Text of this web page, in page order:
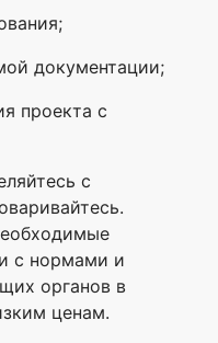
документации;
проекта с
с
с нормами и
органов в
ценам.